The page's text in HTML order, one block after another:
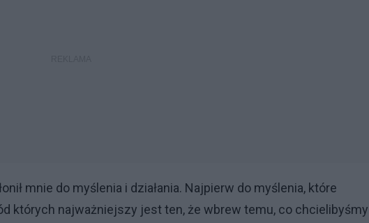
mnie do myślenia i działania. Najpierw do myślenia, które
których najważniejszy jest ten, że wbrew temu, co chcielibyśmy